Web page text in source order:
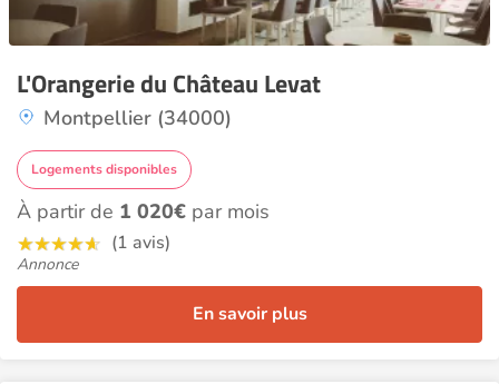
L'Orangerie du Château Levat
Montpellier (34000)
Logements disponibles
À partir de 1 020€ par mois
(1 avis)
Annonce
En savoir plus